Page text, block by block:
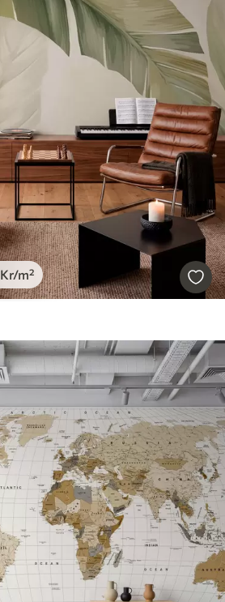
Kr/m²